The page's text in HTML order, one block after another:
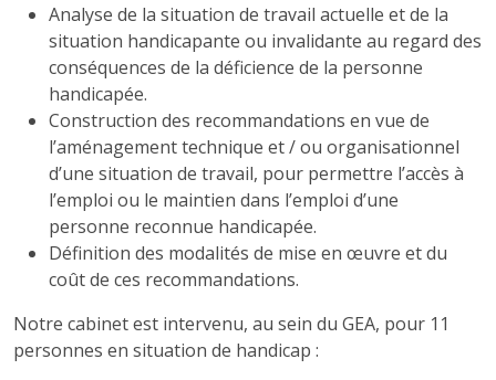
Analyse de la situation de travail actuelle et de la
situation handicapante ou invalidante au regard des
conséquences de la déficience de la personne
handicapée.
Construction des recommandations en vue de
l’aménagement technique et / ou organisationnel
d’une situation de travail, pour permettre l’accès à
l’emploi ou le maintien dans l’emploi d’une
personne reconnue handicapée.
Définition des modalités de mise en œuvre et du
coût de ces recommandations.
Notre cabinet est intervenu, au sein du GEA, pour 11
personnes en situation de handicap :